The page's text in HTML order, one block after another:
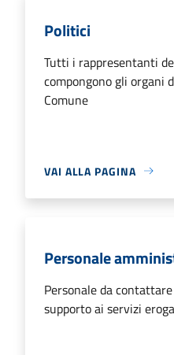
Politici
Tutti i rappresentanti
compongono gli organi
Comune
VAI ALLA PAGINA
Personale
Personale da
supporto ai servizi